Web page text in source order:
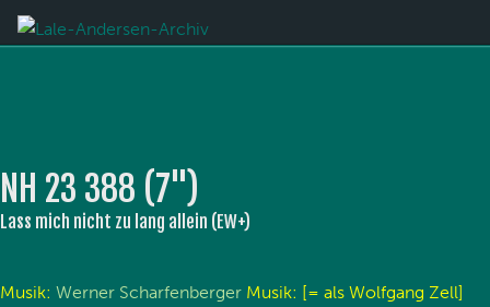
NH 23 388 (7'')
Lass mich nicht zu lang allein (EW+)
Musik: Werner Scharfenberger Musik: [= als Wolfgang Zell]